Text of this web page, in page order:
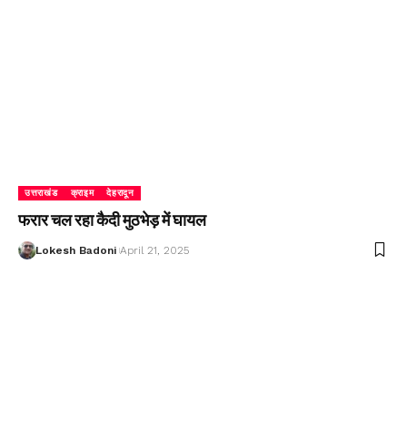
उत्तराखंड क्राइम देहरादून
फरार चल रहा कैदी मुठभेड़ में घायल
Lokesh Badoni April 21, 2025